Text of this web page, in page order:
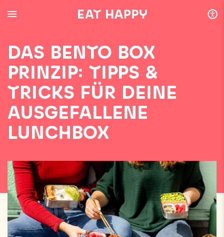
TO
DAS BENTO BOX
PRINZIP: TIPPS &
TRICKS FÜR DEINE
AUSGEFALLENE
LUNCHBOX